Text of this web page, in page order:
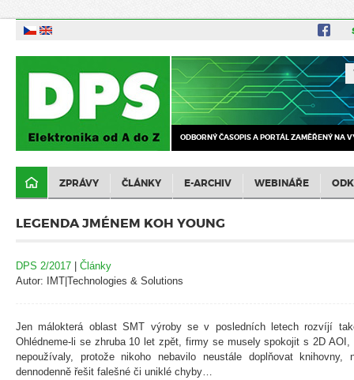
ODBORNÝ ČASOPIS A PORTÁL ZAMĚŘENÝ NA
ZPRÁVY ČLÁNKY E-ARCHIV WEBINÁŘE
LEGENDA JMÉNEM KOH YOUNG
DPS 2/2017 | Články
Autor: IMT|Technologies & Solutions
Jen málokterá oblast SMT výroby se v posledních letech rozvíjí
Ohlédneme-li se zhruba 10 let zpět, firmy se musely spokojit s 2D
nepoužívaly, protože nikoho nebavilo neustále doplňovat knihovny,
dennodenně řešit falešné či uniklé chyby…